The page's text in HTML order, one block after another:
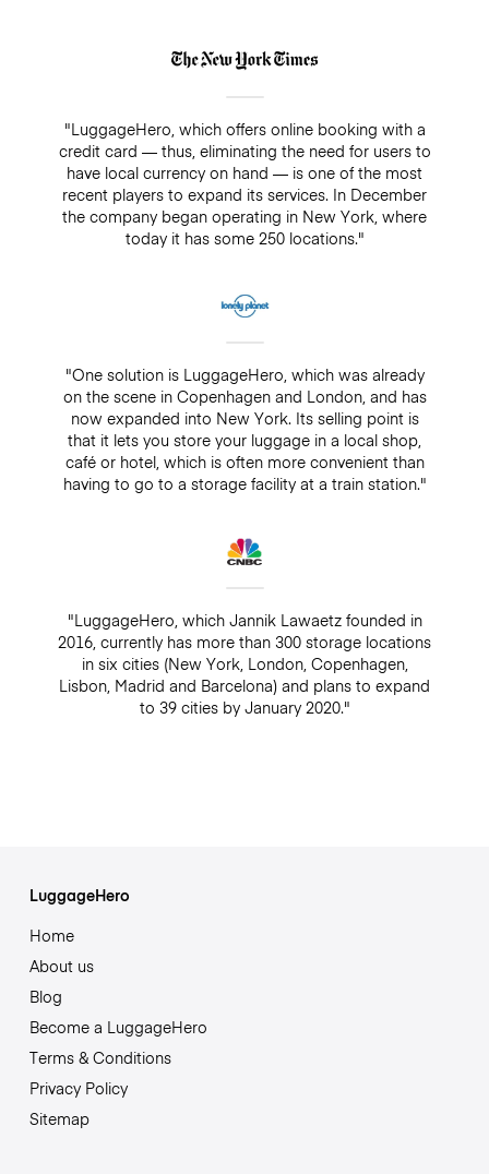
"LuggageHero, which offers online booking with a
credit card — thus, eliminating the need for users to
have local currency on hand — is one of the most
recent players to expand its services. In December
the company began operating in New York, where
today it has some 250 locations."
"One solution is LuggageHero, which was already
on the scene in Copenhagen and London, and has
now expanded into New York. Its selling point is
that it lets you store your luggage in a local shop,
café or hotel, which is often more convenient than
having to go to a storage facility at a train station."
"LuggageHero, which Jannik Lawaetz founded in
2016, currently has more than 300 storage locations
in six cities (New York, London, Copenhagen,
Lisbon, Madrid and Barcelona) and plans to expand
to 39 cities by January 2020."
LuggageHero
Home
About us
Blog
Become a LuggageHero
Terms & Conditions
Privacy Policy
Sitemap